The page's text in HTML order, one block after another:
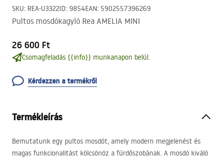
SKU: REA-U3322ID: 9854EAN: 5902557396269
Pultos mosdókagyló Rea AMELIA MINI
26 600 Ft
Csomagfeladás {{info}} munkanapon belül.
Kérdezzen a termékről
Termékleírás
Bemutatunk egy pultos mosdót, amely modern megjelenést és
magas funkcionalitást kölcsönöz a fürdőszobának. A mosdó kiváló